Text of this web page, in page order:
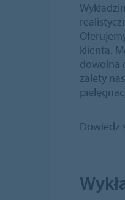
klienta.
dowolna
zalety
Dowiedz